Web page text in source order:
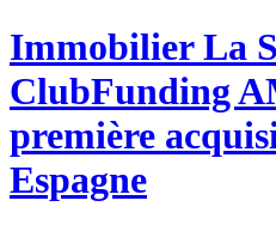
ImmobilierLa
ClubFunding
première
Espagne